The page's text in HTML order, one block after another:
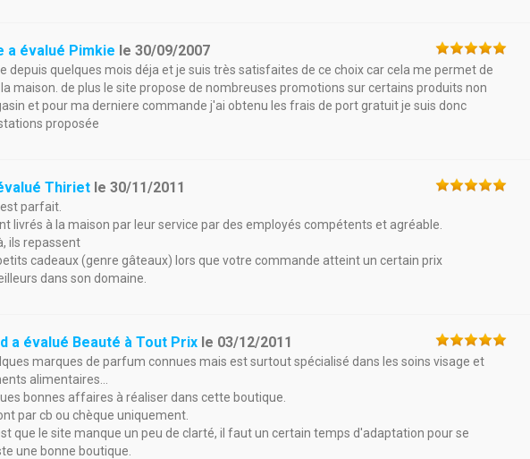
a évalué Pimkie le30/09/2007
depuis quelques mois déja et je suis très satisfaites de ce choix car cela me permet de
maison. de plus le site propose de nombreuses promotions sur certains produits non
et pour ma derniere commande j'ai obtenu les frais de port gratuit je suis donc
proposée
Thiriet le30/11/2011
parfait.
livrés à la maison par leur service par des employés compétents et agréable.
ils repassent
cadeaux (genre gâteaux) lors que votre commande atteint un certain prix
dans son domaine.
a évalué Beauté à Tout Prix le 03/12/2011
marques de parfum connues mais est surtout spécialisé dans les soins visage et
alimentaires...
bonnes affaires à réaliser dans cette boutique.
par cb ou chèque uniquement.
que le site manque un peu de clarté, il faut un certain temps d'adaptation pour se
une bonne boutique.